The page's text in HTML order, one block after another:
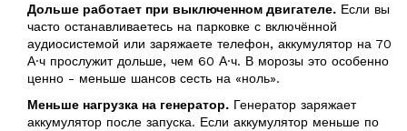
Дольше работает при выключенном двигателе. Если вы
часто останавливаетесь на парковке с включённой
аудиосистемой или заряжаете телефон, аккумулятор на 70
А·ч прослужит дольше, чем 60 А·ч. В морозы это особенно
ценно - меньше шансов сесть на «ноль».
Меньше нагрузка на генератор. Генератор заряжает
аккумулятор после запуска. Если аккумулятор меньше по